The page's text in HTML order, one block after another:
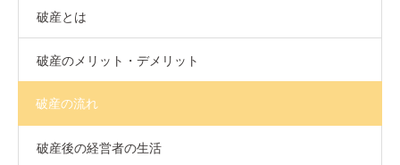
破産とは
破産のメリット・デメリット
破産の流れ
破産後の経営者の生活